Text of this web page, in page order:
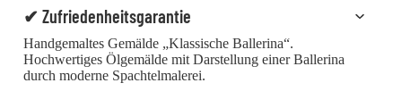
✔ Zufriedenheitsgarantie
Handgemaltes Gemälde „Klassische Ballerina“.
Hochwertiges Ölgemälde mit Darstellung einer Ballerina
durch moderne Spachtelmalerei.